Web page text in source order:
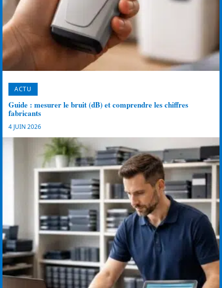
ACTU
Guide : mesurer le bruit (dB) et comprendre les chiffres
fabricants
4 JUIN 2026